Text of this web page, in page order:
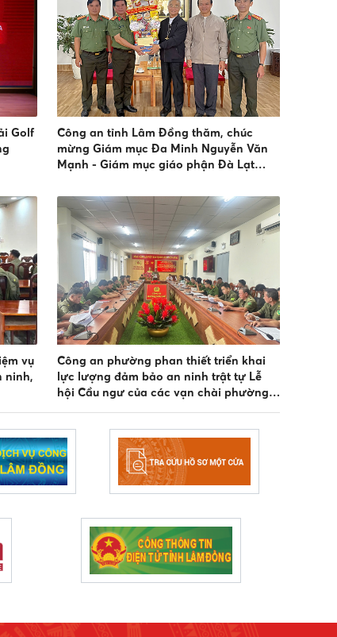
Golf
Công an tỉnh Lâm Đồng thăm, chúc
mừng Giám mục Đa Minh Nguyễn Văn
Mạnh - Giám mục giáo phận Đà Lạt
vụ
ninh,
Công an phường phan thiết triển khai
lực lượng đảm bảo an ninh trật tự Lễ
hội Cầu ngư của các vạn chài phường